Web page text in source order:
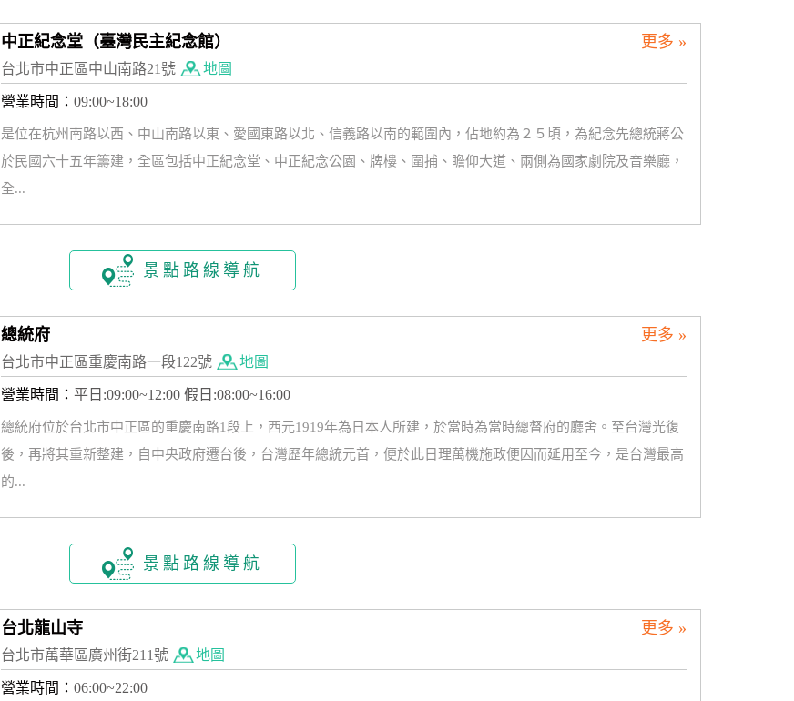
更多 »
中正紀念堂（臺灣民主紀念館）
台北市中正區中山南路21號 地圖
營業時間： 09:00~18:00
是位在杭州南路以西、中山南路以東、愛國東路以北、信義路以南的範圍內，佔地約為２５頃，為紀念先總統蔣公
於民國六十五年籌建，全區包括中正紀念堂、中正紀念公園、牌樓、圍捕、瞻仰大道、兩側為國家劇院及音樂廳，
全...
景點路線導航
更多 »
總統府
台北市中正區重慶南路一段122號 地圖
營業時間： 平日:09:00~12:00 假日:08:00~16:00
總統府位於台北市中正區的重慶南路1段上，西元1919年為日本人所建，於當時為當時總督府的廳舍。至台灣光復
後，再將其重新整建，自中央政府遷台後，台灣歷年總統元首，便於此日理萬機施政便因而延用至今，是台灣最高
的...
景點路線導航
更多 »
台北龍山寺
台北市萬華區廣州街211號 地圖
營業時間： 06:00~22:00